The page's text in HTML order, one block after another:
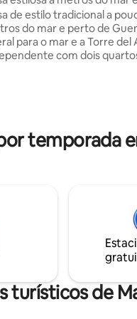
média de 5, 99
de estilo tradicional a
do mar e perto de
para o mar e a Torre del
com dois
totalmente equipada.
Liquidificador. Ferro de
temporada
turísticos de